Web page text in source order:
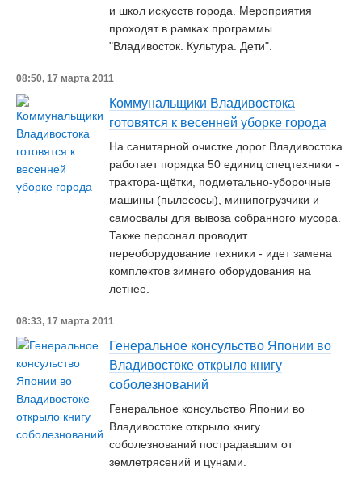
и школ искусств города. Мероприятия
проходят в рамках программы
"Владивосток. Культура. Дети".
08:50, 17 марта 2011
Коммунальщики Владивостока
готовятся к весенней уборке города
На санитарной очистке дорог Владивостока
работает порядка 50 единиц спецтехники -
трактора-щётки, подметально-уборочные
машины (пылесосы), минипогрузчики и
самосвалы для вывоза собранного мусора.
Также персонал проводит
переоборудование техники - идет замена
комплектов зимнего оборудования на
летнее.
08:33, 17 марта 2011
Генеральное консульство Японии во
Владивостоке открыло книгу
соболезнований
Генеральное консульство Японии во
Владивостоке открыло книгу
соболезнований пострадавшим от
землетрясений и цунами.